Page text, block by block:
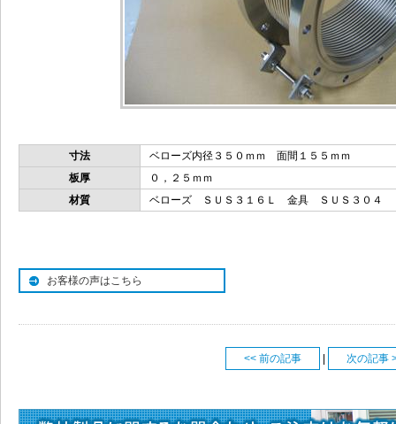
寸法
ベローズ内径３５０ｍｍ 面間１５５ｍｍ
板厚
０，２５ｍｍ
材質
ベローズ ＳＵＳ３１６Ｌ 金具 ＳＵＳ３０４
お客様の声はこちら
<< 前の記事 次の記事